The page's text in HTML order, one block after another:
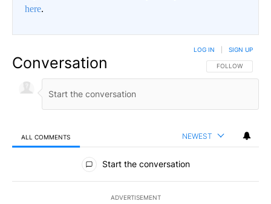
here.
Conversation FOLLOW THIS
FOLLOW
LOG IN SIGN UP
ALL COMMENTS NEWEST
All Comments
Start the conversation
ADVERTISEMENT